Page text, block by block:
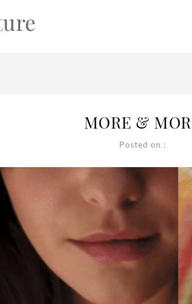
MORE &
Posted on :